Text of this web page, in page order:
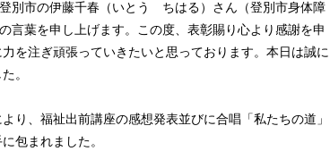
別市の伊藤千春（いとう ちはる）さん（登別市身体障
言葉を申し上げます。この度、表彰賜り心より感謝を申
を注ぎ頑張っていきたいと思っております。本日は誠に
。
、福祉出前講座の感想発表並びに合唱「私たちの道」
包まれました。